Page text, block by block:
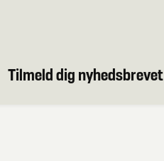
Tilmeld dig nyhedsbrevet